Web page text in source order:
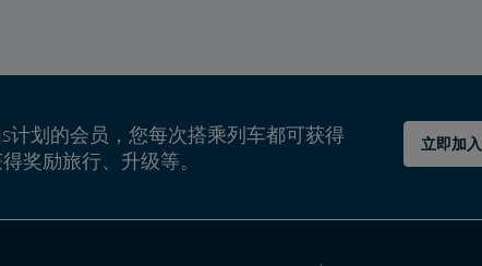
计划的会员，您每次搭乘列车都可获得
奖励旅行、升级等。
立即加入